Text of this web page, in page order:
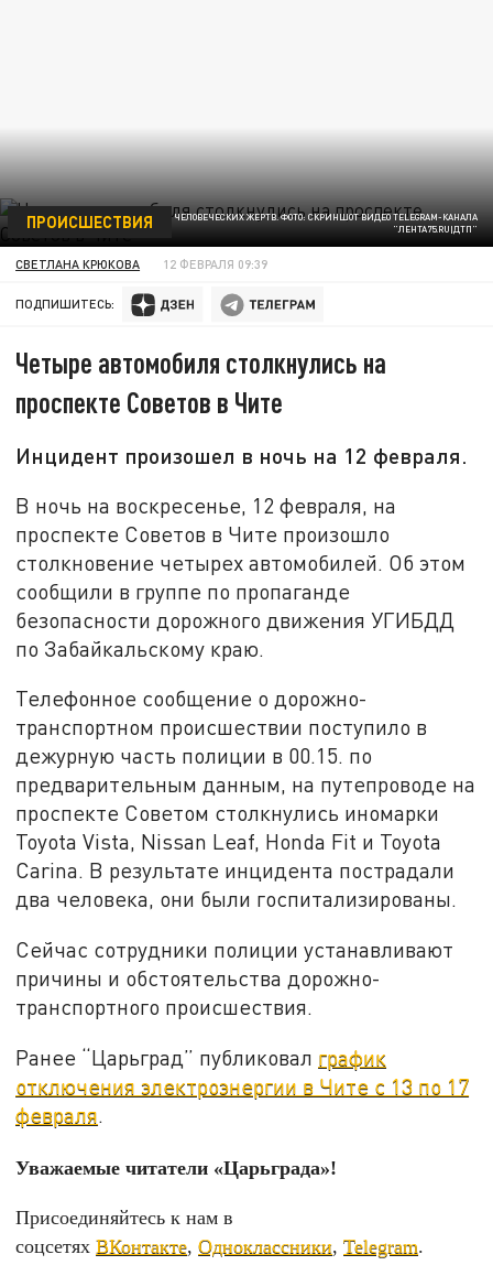
К СЧАСТЬЮ, ОБОШЛОСЬ БЕЗ ЧЕЛОВЕЧЕСКИХ ЖЕРТВ. ФОТО: СКРИНШОТ ВИДЕО TELEGRAM-КАНАЛА
"ЛЕНТА75.RU|ДТП"
ПРОИСШЕСТВИЯ
СВЕТЛАНА КРЮКОВА 12 ФЕВРАЛЯ 09:39
ПОДПИШИТЕСЬ:
Четыре автомобиля столкнулись на
проспекте Советов в Чите
Инцидент произошел в ночь на 12 февраля.
В ночь на воскресенье, 12 февраля, на
проспекте Советов в Чите произошло
столкновение четырех автомобилей. Об этом
сообщили в группе по пропаганде
безопасности дорожного движения УГИБДД
по Забайкальскому краю.
Телефонное сообщение о дорожно-
транспортном происшествии поступило в
дежурную часть полиции в 00.15. по
предварительным данным, на путепроводе на
проспекте Советом столкнулись иномарки
Toyota Vista, Nissan Leaf, Honda Fit и Toyota
Carina. В результате инцидента пострадали
два человека, они были госпитализированы.
Сейчас сотрудники полиции устанавливают
причины и обстоятельства дорожно-
транспортного происшествия.
Ранее “Царьград” публиковал график
отключения электроэнергии в Чите с 13 по 17
февраля.
Уважаемые читатели «Царьграда»!
Присоединяйтесь к нам в
соцсетяхВКонтакте,Одноклассники,Telegram.